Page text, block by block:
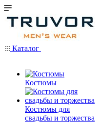
Каталог
Костюмы
Костюмы для
свадьбы и торжества